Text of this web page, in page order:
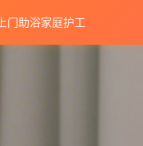
上门助浴家庭护工